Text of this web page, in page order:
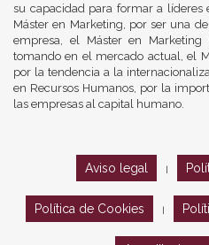
su capacidad para formar a líderes
Máster en Marketing, por ser una
empresa, el Máster en
tomando en el mercado actual, el
por la tendencia a la
en Recursos Humanos, por la
las empresas al capital humano.
Aviso legal
Política de Cookies